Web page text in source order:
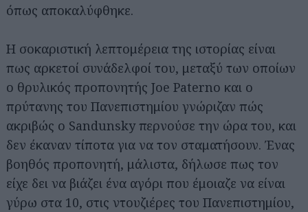
όπως αποκαλύφθηκε.
Η σοκαριστική λεπτομέρεια της ιστορίας είναι
πως αρκετοί συνάδελφοί του, μεταξύ των οποίων
ο θρυλικός προπονητής Joe Paterno και ο
πρύτανης του Πανεπιστημίου γνώριζαν πώς
ακριβώς ο Sandunsky περνούσε την ώρα του, και
δεν έκαναν τίποτα για να τον σταματήσουν. Ένας
βοηθός προπονητή, μάλιστα, δήλωσε πως τον
είχε δει να βιάζει ένα αγόρι που έμοιαζε να είναι
γύρω στα 10, στις ντουζιέρες του Πανεπιστημίου,